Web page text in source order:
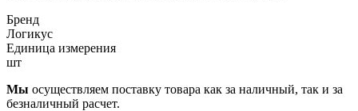
Бренд
Логикус
Единица измерения
шт
Мы осуществляем поставку товара как за наличный, так и за
безналичный расчет.